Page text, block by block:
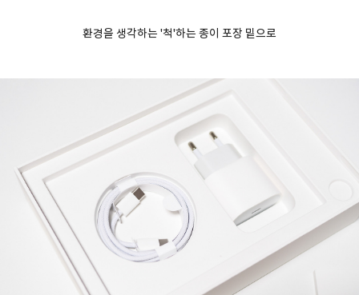
환경을 생각하는 '척'하는 종이 포장 밑으로